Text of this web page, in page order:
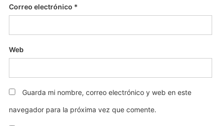
Correo electrónico *
Web
Guarda mi nombre, correo electrónico y web en este
navegador para la próxima vez que comente.